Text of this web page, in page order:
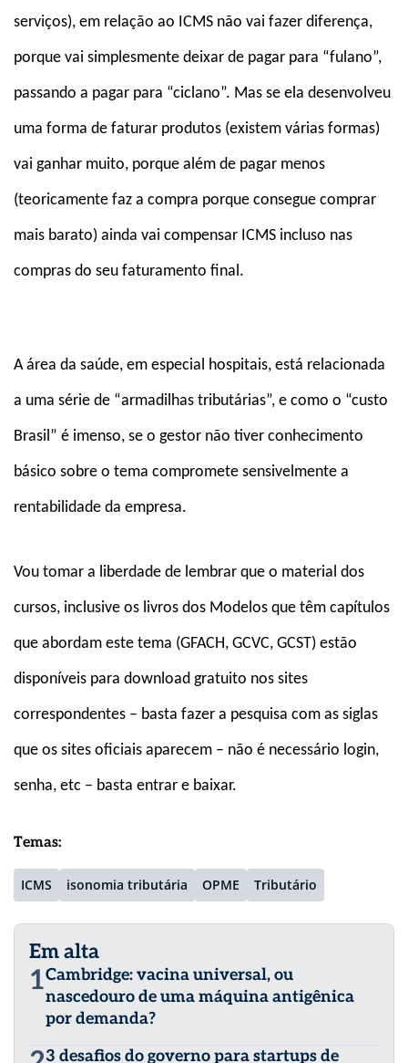
serviços), em relação ao ICMS não vai fazer diferença,
porque vai simplesmente deixar de pagar para “fulano”,
passando a pagar para “ciclano”. Mas se ela desenvolveu
uma forma de faturar produtos (existem várias formas)
vai ganhar muito, porque além de pagar menos
(teoricamente faz a compra porque consegue comprar
mais barato) ainda vai compensar ICMS incluso nas
compras do seu faturamento final.
A área da saúde, em especial hospitais, está relacionada
a uma série de “armadilhas tributárias”, e como o “custo
Brasil” é imenso, se o gestor não tiver conhecimento
básico sobre o tema compromete sensivelmente a
rentabilidade da empresa.
Vou tomar a liberdade de lembrar que o material dos
cursos, inclusive os livros dos Modelos que têm capítulos
que abordam este tema (GFACH, GCVC, GCST) estão
disponíveis para download gratuito nos sites
correspondentes – basta fazer a pesquisa com as siglas
que os sites oficiais aparecem – não é necessário login,
senha, etc – basta entrar e baixar.
Temas:
ICMS isonomia tributária OPME Tributário
Em alta
1Cambridge: vacina universal, ou
nascedouro de uma máquina antigênica
por demanda?
3 desafios do governo para startups de